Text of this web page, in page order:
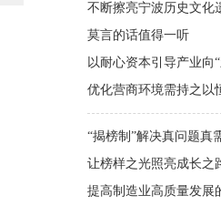
不断擦亮宁波历史文化
莫言的话值得一听
以耐心资本引导产业向
优化营商环境需持之以
“揭榜制”解决真问题真
让榜样之光照亮成长之
提高制造业高质量发展